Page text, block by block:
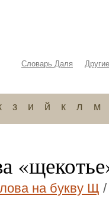
Словарь Даля
з и й к л м
на букву Щ